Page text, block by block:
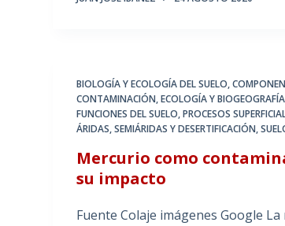
BIOLOGÍA Y ECOLOGÍA DEL SUELO,
CONTAMINACIÓN,ECOLOGÍA Y
FUNCIONES DEL SUELO,PROCESOS
ÁRIDAS, SEMIÁRIDAS Y DESERTIFICACIÓN,
Mercurio como
su impacto
Fuente Colaje imágenes Google